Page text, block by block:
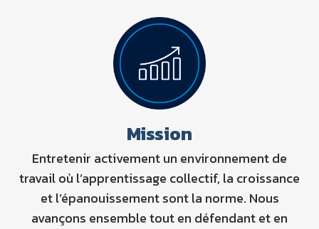
Mission
Entretenir activement un environnement de
travail où l’apprentissage collectif, la croissance
et l’épanouissement sont la norme. Nous
avançons ensemble tout en défendant et en